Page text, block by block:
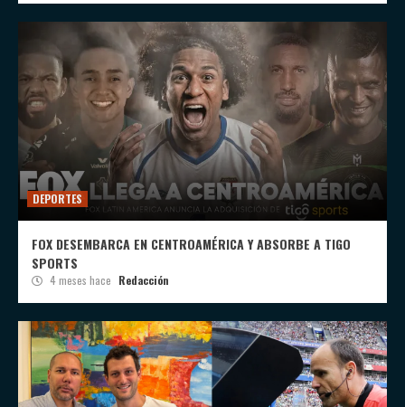
DEPORTES
FOX DESEMBARCA EN CENTROAMÉRICA Y ABSORBE A TIGO
SPORTS
4 meses hace Redacción